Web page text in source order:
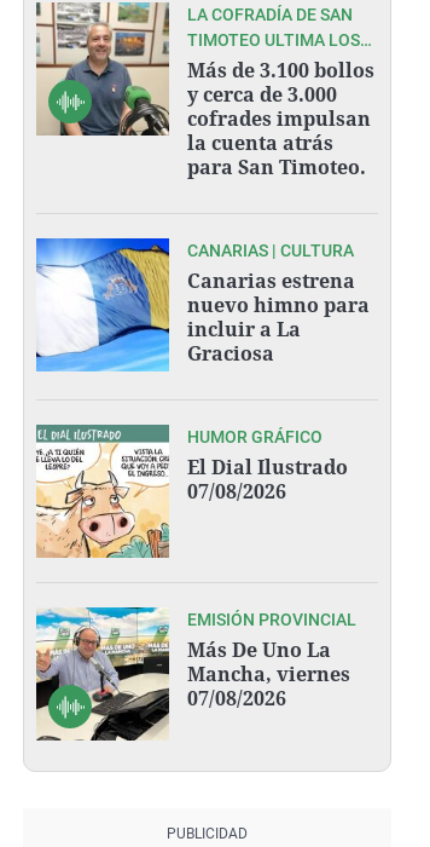
LA COFRADÍA DE SAN
TIMOTEO ULTIMA LOS
PREPARATIVOS DE UNA
DE LAS GRANDES
FIESTAS DEL VERANO
ASTURIANO.
Más de 3.100 bollos
y cerca de 3.000
cofrades impulsan
la cuenta atrás
para San Timoteo.
CANARIAS | CULTURA
Canarias estrena
nuevo himno para
incluir a La
Graciosa
HUMOR GRÁFICO
El Dial Ilustrado
07/08/2026
EMISIÓN PROVINCIAL
Más De Uno La
Mancha, viernes
07/08/2026